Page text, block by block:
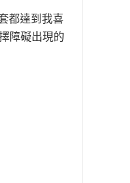
都達到我喜
障礙出現的